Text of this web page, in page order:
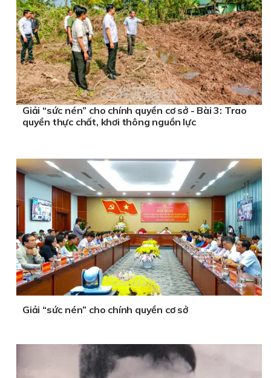
Giải “sức nén” cho chính quyền cơ sở - Bài 3: Trao
quyền thực chất, khơi thông nguồn lực
Giải “sức nén” cho chính quyền cơ sở